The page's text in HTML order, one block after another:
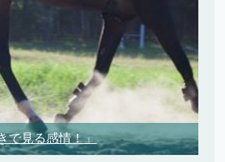
で見る感情！」